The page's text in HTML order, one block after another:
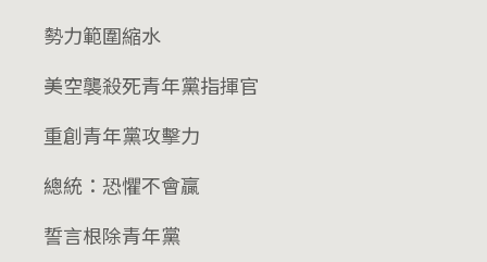
勢力範圍縮水
美空襲殺死青年黨指揮官
重創青年黨攻擊力
總統：恐懼不會贏
誓言根除青年黨